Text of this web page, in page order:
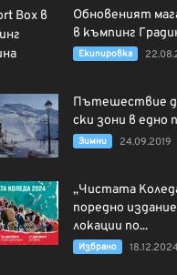
Обновеният
в къмпинг
Екипировка
Пътешествие
ски зони в едно
Зимни 24.09.2019
„Чистата
поредно
локации по...
Избрано